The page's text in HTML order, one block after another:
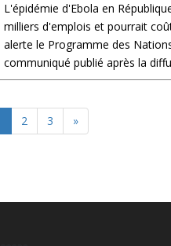
L'épidémie d'Ebola en
milliers d'emplois et pourrait
alerte le Programme des
communiqué publié après la
2 3 »